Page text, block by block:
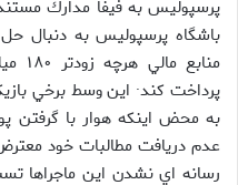
پرسپوليس به فيفا مدارك
باشگاه پرسپوليس به دنبال
پرداخت كند· اين وسط برخي
به محض اينكه هوار با گرفتن
عدم دريافت مطالبات خود
رسانه اي نشدن اين ماجراها